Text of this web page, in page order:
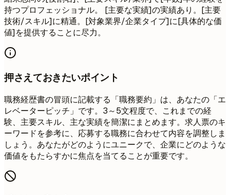
持つプロフェッショナル。 [主要な実績]の実績あり。[主要
技術/スキル]に精通。[対象業界/企業タイプ]に[具体的な価
値]を提供することに尽力。
押さえておきたいポイント
職務経歴書の冒頭に記載する「職務要約」は、あなたの「エ
レベーターピッチ」です。3～5文程度で、これまでの経
験、主要スキル、主な実績を簡潔にまとめます。求人票のキ
ーワードを参考に、応募する職務に合わせて内容を調整しま
しょう。あなたがどのようにユニークで、企業にどのような
価値をもたらすかに焦点を当てることが重要です。